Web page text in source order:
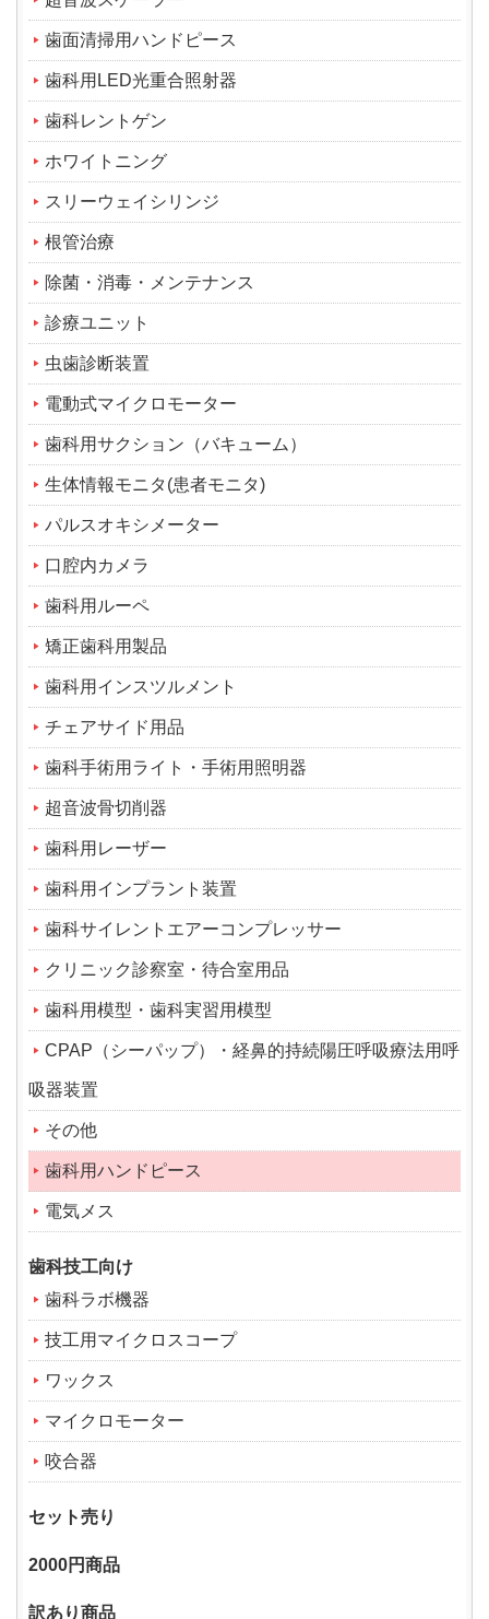
歯面清掃用ハンドピース
歯科用LED光重合照射器
歯科レントゲン
ホワイトニング
スリーウェイシリンジ
根管治療
除菌・消毒・メンテナンス
診療ユニット
虫歯診断装置
電動式マイクロモーター
歯科用サクション（バキューム）
生体情報モニタ(患者モニタ)
パルスオキシメーター
口腔内カメラ
歯科用ルーペ
矯正歯科用製品
歯科用インスツルメント
チェアサイド用品
歯科手術用ライト・手術用照明器
超音波骨切削器
歯科用レーザー
歯科用インプラント装置
歯科サイレントエアーコンプレッサー
クリニック診察室・待合室用品
歯科用模型・歯科実習用模型
CPAP（シーパップ）・経鼻的持続陽圧呼吸療法用呼
吸器装置
その他
歯科用ハンドピース
電気メス
歯科技工向け
歯科ラボ機器
技工用マイクロスコープ
ワックス
マイクロモーター
咬合器
セット売り
2000円商品
訳あり商品